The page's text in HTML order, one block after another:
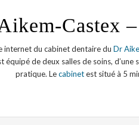
Castex
internet du cabinet dentaire du Dr
de deux salles de soins,
pratique. Lecabinetest situé à 5